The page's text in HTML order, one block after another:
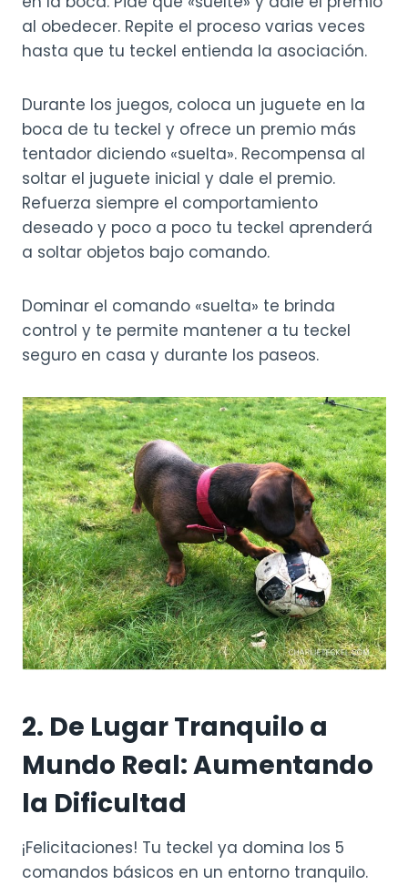
al obedecer. Repite el proceso varias veces
hasta que tu teckel entienda la asociación.
Durante los juegos, coloca un juguete en la
boca de tu teckel y ofrece un premio más
tentador diciendo «suelta». Recompensa al
soltar el juguete inicial y dale el premio.
Refuerza siempre el comportamiento
deseado y poco a poco tu teckel aprenderá
a soltar objetos bajo comando.
Dominar el comando «suelta» te brinda
control y te permite mantener a tu teckel
seguro en casa y durante los paseos.
2. De Lugar Tranquilo a
Mundo Real: Aumentando
la Dificultad
¡Felicitaciones! Tu teckel ya domina los 5
comandos básicos en un entorno tranquilo.